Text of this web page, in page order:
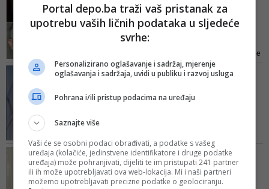
sam preživio. Mislim da niko od
nas nije. Bili smo lovina četiri
godine naših života na tako
predstav...
Najveće zvijezde izborne
kampanje: Nije lako
Kako se predizborno nadmetanje
sve više zahuktava, a političko
ludilo hvata zamah, DEPO Portal
najvećih izbornih zvijezda
VIDEO/ EMIR SULJAGIĆ O
Zašto tvrdim da je
nesuglasica dvojice ili trojice ljudi
raditi protiv građana države da bi
se raspravljali sa Komšićem
PROKOMENTARISAO ISTUP
HRVATSKE ZASTUPNICE U
EVROPSKOM PARLAMENTU
Portal depo.ba traži vaš pristanak za
upotrebu vaših ličnih podataka u sljedeće
svrhe:
Personalizirano oglašavanje i sadržaj, mjerenje
oglašavanja i sadržaja, uvidi u publiku i razvoj usluga
Pohrana i/ili pristup podacima na uređaju
Saznajte više
Vaši će se osobni podaci obrađivati, a podatke s vašeg
uređaja (kolačiće, jedinstvene identifikatore i druge podatke
uređaja) može pohranjivati, dijeliti te im pristupati 241 partner
ili ih može upotrebljavati ova web-lokacija. Mi i naši partneri
možemo upotrebljavati precizne podatke o geolociranju.